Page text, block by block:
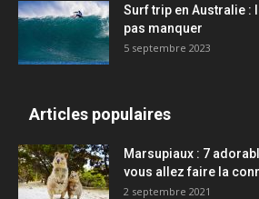
Surf trip en Australie :
pas manquer
5 septembre 2023
Articles populaires
Marsupiaux : 7
vous allez faire la
2 septembre 2021